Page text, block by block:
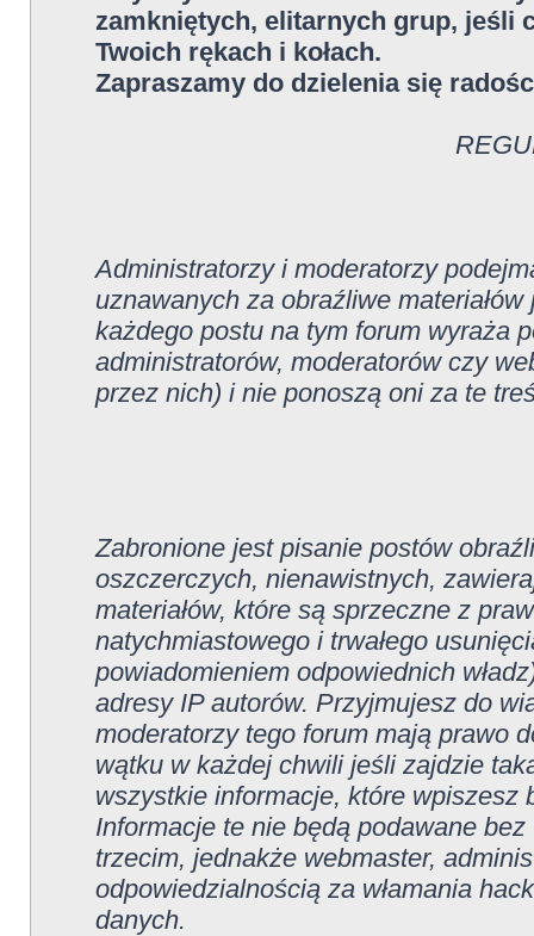
zamkniętych, elitarnych grup, jeśli
Twoich rękach i kołach.
Zapraszamy do dzielenia się
Administratorzy i moderatorzy
uznawanych za obraźliwe
każdego postu na tym forum wyraża
administratorów, moderatorów czy
przez nich) i nie ponoszą oni za te
Zabronione jest pisanie postów
oszczerczych, nienawistnych,
materiałów, które są sprzeczne z
natychmiastowego i trwałego
powiadomieniem odpowiednich
adresy IP autorów. Przyjmujesz do
moderatorzy tego forum mają prawo
wątku w każdej chwili jeśli zajdzie
wszystkie informacje, które wpiszesz
Informacje te nie będą podawane
trzecim, jednakże webmaster,
odpowiedzialnością za włamania
danych.